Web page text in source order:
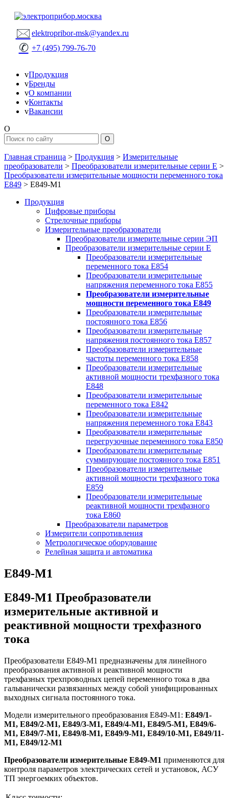
🖂 elektropribor-msk@yandex.ru
✆ +7 (495) 799-76-70
vПродукция
vБренды
vО компании
vКонтакты
vВакансии
O
Главная страница > Продукция > Измерительные
преобразователи > Преобразователи измерительные серии Е >
Преобразователи измерительные мощности переменного тока
Е849 > Е849-М1
Продукция
Цифровые приборы
Стрелочные приборы
Измерительные преобразователи
Преобразователи измерительные серии ЭП
Преобразователи измерительные серии Е
Преобразователи измерительные
переменного тока Е854
Преобразователи измерительные
напряжения переменного тока Е855
Преобразователи измерительные
мощности переменного тока Е849
Преобразователи измерительные
постоянного тока Е856
Преобразователи измерительные
напряжения постоянного тока Е857
Преобразователи измерительные
частоты переменного тока Е858
Преобразователи измерительные
активной мощности трехфазного тока
Е848
Преобразователи измерительные
переменного тока Е842
Преобразователи измерительные
напряжения переменного тока Е843
Преобразователи измерительные
перегрузочные переменного тока Е850
Преобразователи измерительные
суммирующие постоянного тока Е851
Преобразователи измерительные
активной мощности трехфазного тока
Е859
Преобразователи измерительные
реактивной мощности трехфазного
тока Е860
Преобразователи параметров
Измерители сопротивления
Метрологическое оборудование
Релейная защита и автоматика
Е849-М1
Е849-М1 Преобразователи
измерительные активной и
реактивной мощности трехфазного
тока
Преобразователи Е849-М1 предназначены для линейного
преобразования активной и реактивной мощности
трехфазных трехпроводных цепей переменного тока в два
гальванически развязанных между собой унифицированных
выходных сигнала постоянного тока.
Модели измерительного преобразования Е849-М1: Е849/1-
М1, Е849/2-М1, Е849/3-М1, Е849/4-М1, Е849/5-М1, Е849/6-
М1, Е849/7-М1, Е849/8-М1, Е849/9-М1, Е849/10-М1, Е849/11-
М1, Е849/12-М1
Преобразователи измерительные Е849-М1 применяются для
контроля параметров электрических сетей и установок, АСУ
ТП энергоемких объектов.